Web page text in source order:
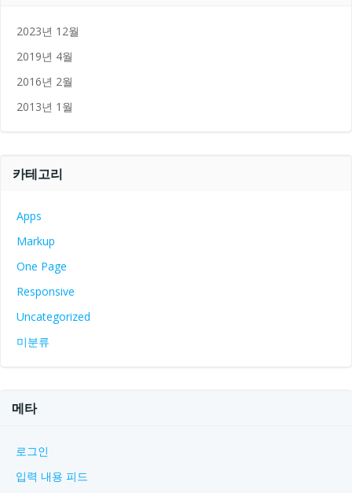
2023년 12월
2019년 4월
2016년 2월
2013년 1월
카테고리
Apps
Markup
One Page
Responsive
Uncategorized
미분류
메타
로그인
입력 내용 피드